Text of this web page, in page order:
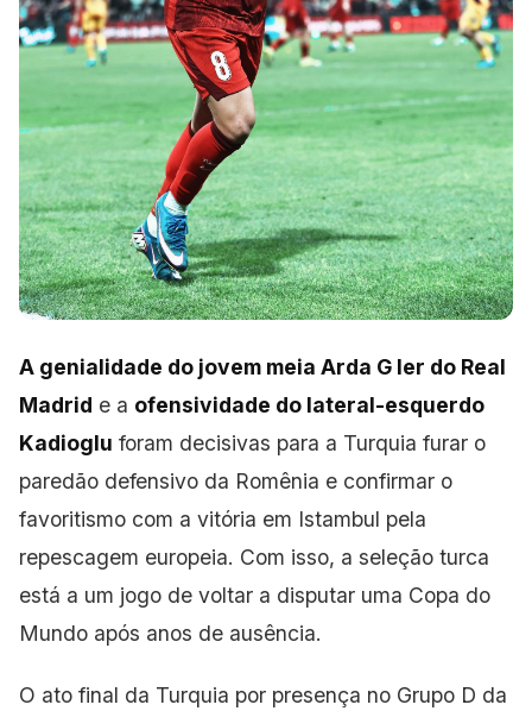
A genialidade do jovem meia Arda G ler do Real
Madrid e a ofensividade do lateral-esquerdo
Kadioglu foram decisivas para a Turquia furar o
paredão defensivo da Romênia e confirmar o
favoritismo com a vitória em Istambul pela
repescagem europeia. Com isso, a seleção turca
está a um jogo de voltar a disputar uma Copa do
Mundo após anos de ausência.
O ato final da Turquia por presença no Grupo D da